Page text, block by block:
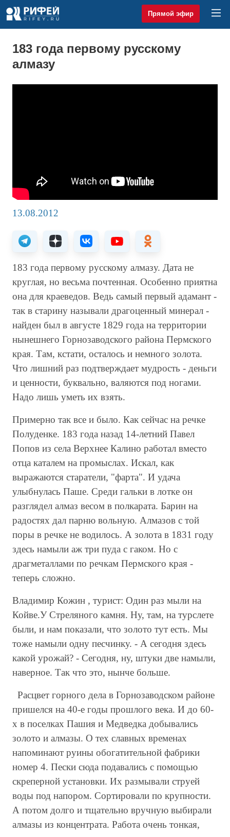
Прямой эфир
183 года первому русскому
алмазу
13.08.2012
183 года первому русскому алмазу. Дата не
круглая, но весьма почтенная. Особенно приятна
она для краеведов. Ведь самый первый адамант -
так в старину называли драгоценный минерал -
найден был в августе 1829 года на территории
нынешнего Горнозаводского района Пермского
края. Там, кстати, осталось и немного золота.
Что лишний раз подтверждает мудрость - деньги
и ценности, буквально, валяются под ногами.
Надо лишь уметь их взять.
Примерно так все и было. Как сейчас на речке
Полуденке. 183 года назад 14-летний Павел
Попов из села Верхнее Калино работал вместо
отца каталем на промыслах. Искал, как
выражаются старатели, "фарта". И удача
улыбнулась Паше. Среди гальки в лотке он
разглядел алмаз весом в полкарата. Барин на
радостях дал парню вольную. Алмазов с той
поры в речке не водилось. А золота в 1831 году
здесь намыли аж три пуда с гаком. Но с
драгметаллами по речкам Пермского края -
теперь сложно.
Владимир Кожин , турист: Один раз мыли на
Койве.У Стреляного камня. Ну, там, на турслете
были, и нам показали, что золото тут есть. Мы
тоже намыли одну песчинку. - А сегодня здесь
какой урожай? - Сегодня, ну, штуки две намыли,
наверное. Так что это, нынче больше.
Расцвет горного дела в Горнозаводском районе
пришелся на 40-е годы прошлого века. И до 60-
х в поселках Пашия и Медведка добывались
золото и алмазы. О тех славных временах
напоминают руины обогатительной фабрики
номер 4. Пески сюда подавались с помощью
скреперной установки. Их размывали струей
воды под напором. Сортировали по крупности.
А потом долго и тщательно вручную выбирали
алмазы из концентрата. Работа очень тонкая,